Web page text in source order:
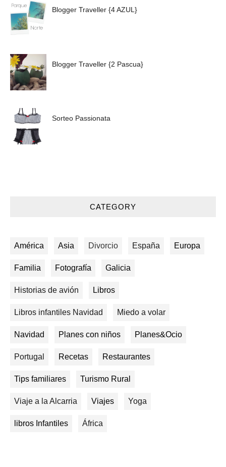
Blogger Traveller {4 AZUL}
Blogger Traveller {2 Pascua}
Sorteo Passionata
CATEGORY
América Asia Divorcio España Europa
Familia Fotografía Galicia
Historias de avión Libros
Libros infantiles Navidad Miedo a volar
Navidad Planes con niños Planes&Ocio
Portugal Recetas Restaurantes
Tips familiares Turismo Rural
Viaje a la Alcarria Viajes Yoga
libros Infantiles África